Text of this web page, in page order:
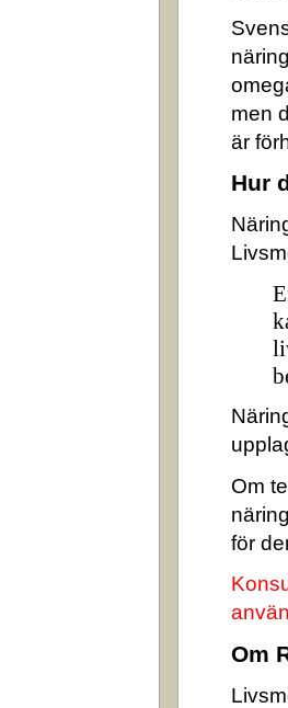
men
är
Hur
Om
för
Om